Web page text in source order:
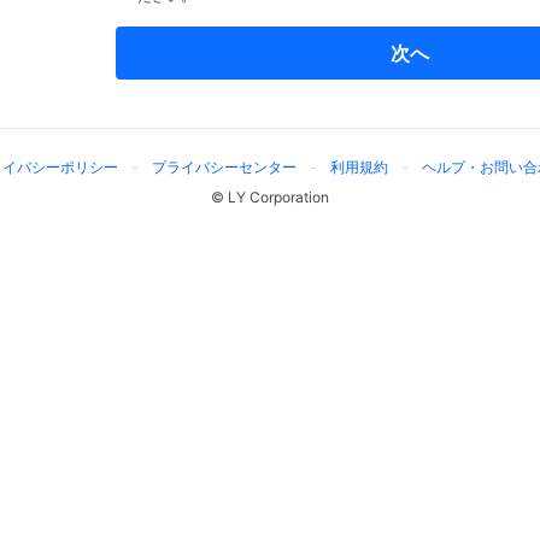
次へ
バシーポリシー プライバシーセンター 利用規約
ヘルプ・お問い
© LY Corporation